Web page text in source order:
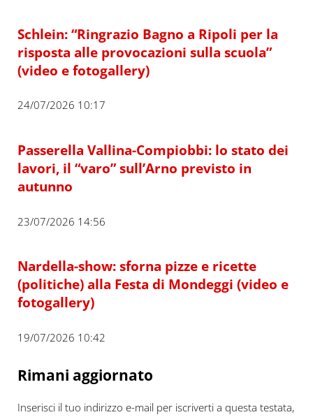
Schlein: “Ringrazio Bagno a Ripoli per la
risposta alle provocazioni sulla scuola”
(video e fotogallery)
24/07/2026 10:17
Passerella Vallina-Compiobbi: lo stato dei
lavori, il “varo” sull’Arno previsto in
autunno
23/07/2026 14:56
Nardella-show: sforna pizze e ricette
(politiche) alla Festa di Mondeggi (video e
fotogallery)
19/07/2026 10:42
Rimani aggiornato
Inserisci il tuo indirizzo e-mail per iscriverti a questa testata,